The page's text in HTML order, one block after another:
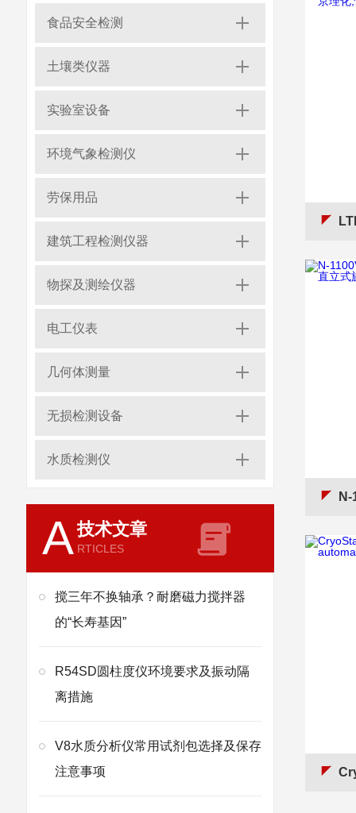
食品安全检测
土壤类仪器
实验室设备
环境气象检测仪
劳保用品
建筑工程检测仪器
物探及测绘仪器
电工仪表
几何体测量
无损检测设备
水质检测仪
A技术文章
RTICLES
搅三年不换轴承？耐磨磁力搅拌器
的“长寿基因”
R54SD圆柱度仪环境要求及振动隔
离措施
V8水质分析仪常用试剂包选择及保存
注意事项
LTI-
N-